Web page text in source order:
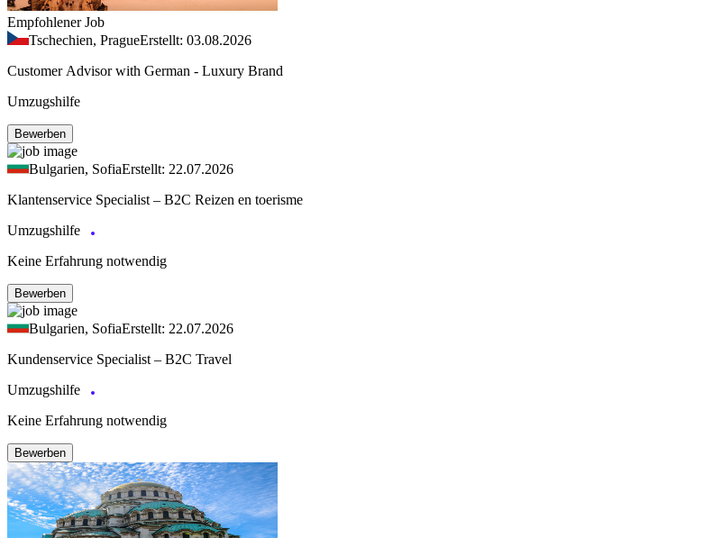
Empfohlener Job
Tschechien, PragueErstellt: 03.08.2026
Customer Advisor with German - Luxury Brand
Umzugshilfe
Bewerben
Bulgarien, SofiaErstellt: 22.07.2026
Klantenservice Specialist – B2C Reizen en toerisme
Umzugshilfe
Keine Erfahrung notwendig
Bewerben
Bulgarien, SofiaErstellt: 22.07.2026
Kundenservice Specialist – B2C Travel
Umzugshilfe
Keine Erfahrung notwendig
Bewerben